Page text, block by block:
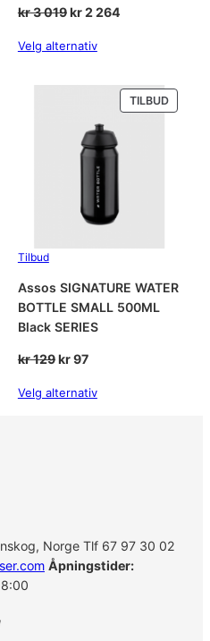
kr3 019Opprinnelig
var:
019.
kr2 264Nåværende
264.
Velg alternativ
TILBUD
PÅ
Tilbud
Assos SIGNATURE WATER
BOTTLE SMALL 500ML
Black SERIES
kr129Opprinnelig
var:
kr97Nåværende
er:
Velg alternativ
Norge Tlf 67 97 30 02
Åpningstider: